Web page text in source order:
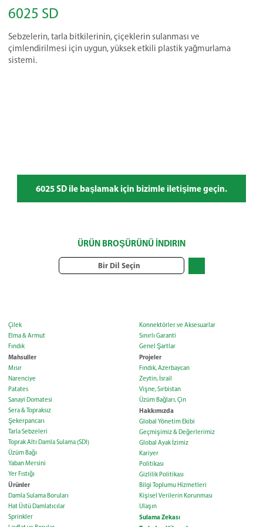
6025 SD
Sebzelerin, tarla bitkilerinin, çiçeklerin sulanması ve
çimlendirilmesi için uygun, yüksek etkili plastik yağmurlama
sistemi.
6025 SD ile başlamak için bizimle iletişime geçin.
ÜRÜN BROŞÜRÜNÜ İNDIRIN
Bir Dil Seçin
Çilek
Elma & Armut
Fındık
Mahsuller
Mısır
Narenciye
Patates
Sanayi Domatesi
Sera & Topraksız
Şekerpancarı
Tarla Sebzeleri
Toprak Altı Damla Sulama (SDI)
Üzüm Bağı
Yaban Mersini
Yer Fıstığı
Ürünler
Damla Sulama Boruları
Hat Üstü Damlatıcılar
Sprinkler
Konnektörler ve Aksesuarlar
Sınırlı Garanti
Genel Şartlar
Projeler
Fındık, Azerbaycan
Zeytin, İsrail
Vişne, Sırbistan
Üzüm Bağları, Çin
Hakkımızda
Global Yönetim Ekibi
Geçmişimiz & Değerlerimiz
Global Ayak İzimiz
Kariyer
Politikası
Gizlilik Politikası
Bilgi Toplumu Hizmetleri
Kişisel Verilerin Korunması
Ulaşın
Sulama Zekası